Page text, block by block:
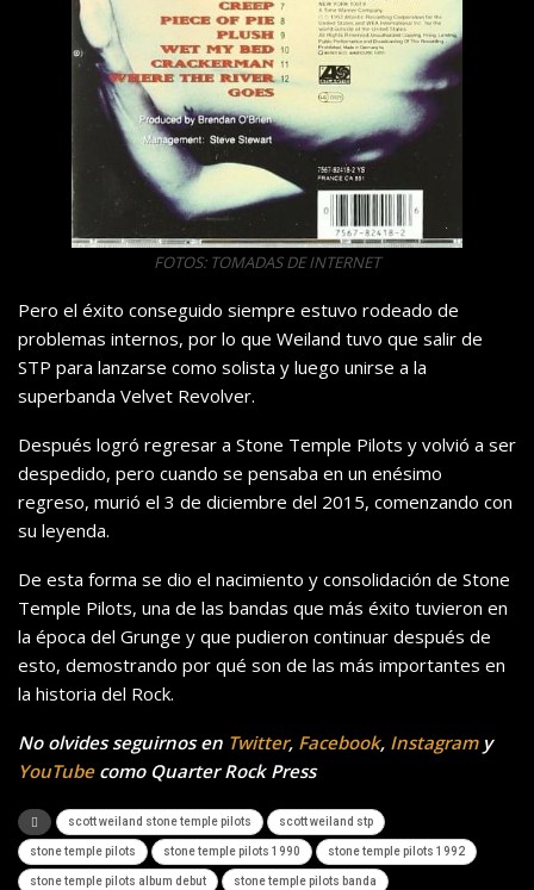
FOTOS: TOMADAS DE INTERNET
Pero el éxito conseguido siempre estuvo rodeado de
problemas internos, por lo que Weiland tuvo que salir de
STP para lanzarse como solista y luego unirse a la
superbanda Velvet Revolver.
Después logró regresar a Stone Temple Pilots y volvió a ser
despedido, pero cuando se pensaba en un enésimo
regreso, murió el 3 de diciembre del 2015, comenzando con
su leyenda.
De esta forma se dio el nacimiento y consolidación de Stone
Temple Pilots, una de las bandas que más éxito tuvieron en
la época del Grunge y que pudieron continuar después de
esto, demostrando por qué son de las más importantes en
la historia del Rock.
No olvides seguirnos en Twitter, Facebook, Instagramy
YouTubecomo Quarter Rock Press
scott weiland stone temple pilots scott weiland stp
stone temple pilots stone temple pilots 1990 stone temple pilots 1992
stone temple pilots album debut stone temple pilots banda